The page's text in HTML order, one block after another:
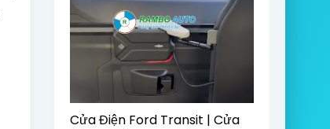
Cửa Điện Ford Transit | Cửa